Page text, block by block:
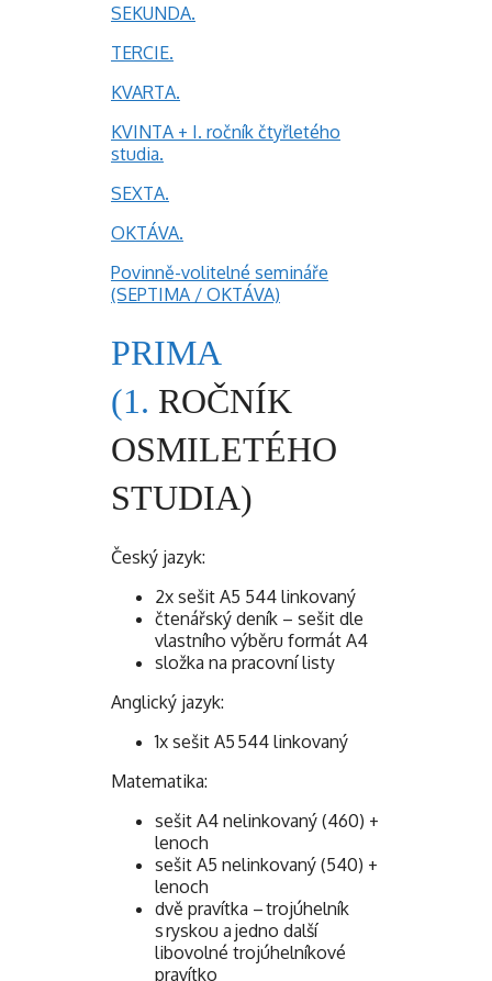
SEKUNDA.
TERCIE.
KVARTA.
KVINTA + I. ročník čtyřletého
studia.
SEXTA.
OKTÁVA.
Povinně-volitelné semináře
(SEPTIMA / OKTÁVA)
PRIMA
(1. ROČNÍK
OSMILETÉHO
STUDIA)
Český jazyk:
2x sešit A5 544 linkovaný
čtenářský deník – sešit dle
vlastního výběru formát A4
složka na pracovní listy
Anglický jazyk:
1x sešit A5 544 linkovaný
Matematika:
sešit A4 nelinkovaný (460) +
lenoch
sešit A5 nelinkovaný (540) +
lenoch
dvě pravítka – trojúhelník
s ryskou a jedno další
libovolné trojúhelníkové
pravítko